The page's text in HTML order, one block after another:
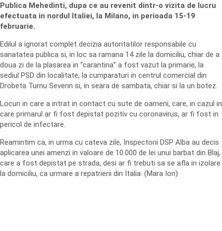
Publica Mehedinti, dupa ce au revenit dintr-o vizita de lucru
efectuata in nordul Italiei, la Milano, in perioada 15-19
februarie.
Edilul a ignorat complet decizia autoritatilor responsabile cu
sanatatea publica si, in loc sa ramana 14 zile la domiciliu, chiar de a
doua zi de la plasarea in “carantina” a fost vazut la primarie, la
sediul PSD din localitate, la cumparaturi in centrul comercial din
Drobeta Turnu Severin si, in seara de sambata, chiar si la un botez.
Locuri in care a intrat in contact cu sute de oameni, care, in cazul in
care primarul ar fi fost depistat pozitiv cu coronavirus, ar fi fost in
pericol de infectare.
Reamintim ca, in urma cu cateva zile, Inspectorii DSP Alba au decis
aplicarea unei amenzi in valoare de 10.000 de lei unui barbat din Blaj,
care a fost depistat pe strada, desi ar fi trebuti sa se afla in izolare
la domiciliu, ca urmare a repatrierii din Italia. (Mara Ion)